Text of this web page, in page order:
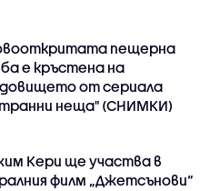
пещерна
е кръстена на
от сериала
неща" (СНИМКИ)
Кери ще участва в
филм „Джетсънови“